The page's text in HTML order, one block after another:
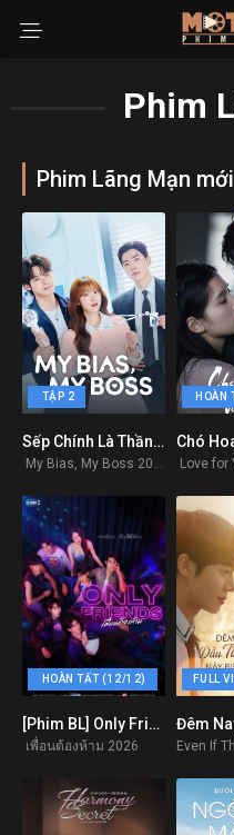
Phim
Phim Lãng Mạn
TẬP 2
1Sếp Chính Là Thần Tượng
HOÀN
Love for
HOÀN TẤT (12/12)
8.3[Phim BL] Only Friends: Dream On
เพื่อนต้องห้าม 2026
FULL